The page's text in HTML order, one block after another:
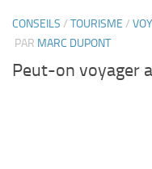
CONSEILS / TOURISME /
PAR MARC DUPONT
Peut-on voyager